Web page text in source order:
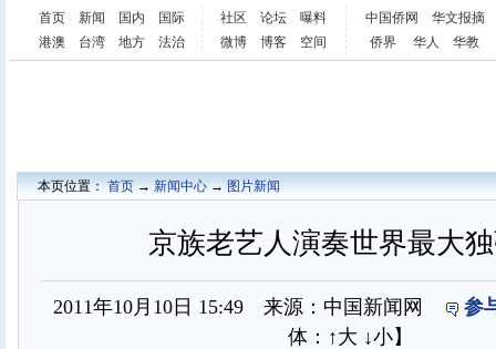
首页 新闻 国内
国际
港澳
台湾 地方 法治
社区 论坛
曝料
微博
博客 空间
中国侨网
华文报摘
侨界
华人 华教
本页位置：首页→新闻中心→图片新闻
京族老艺人演奏世界最大
2011年10月10日 15:49 来源：中国新闻网
参
体： ↑大 ↓小】